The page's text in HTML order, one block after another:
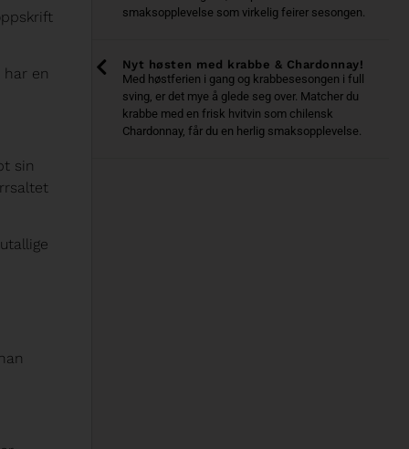
en
sin
smaksopplevelse som virkelig feirer sesongen.
Nyt høsten med krabbe & Chardonnay!
Med høstferien i gang og krabbesesongen i full
sving, er det mye å glede seg over. Matcher du
krabbe med en frisk hvitvin som chilensk
Chardonnay, får du en herlig smaksopplevelse.